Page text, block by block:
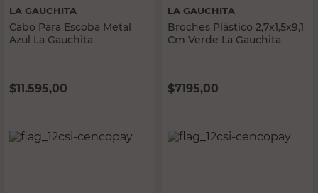
LA GAUCHITA
Cabo Para Escoba Metal
Azul La Gauchita
$11.595,00
LA GAUCHITA
Broches Plástico 2,7x1,5x9,1
Cm Verde La Gauchita
$7195,00